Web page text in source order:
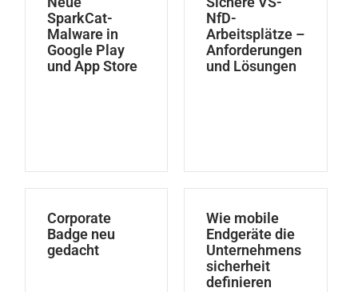
SparkCat-
Malware in
Google Play
und App Store
NfD-
Arbeitsplätze –
Anforderungen
und Lösungen
Corporate
Badge neu
gedacht
Wie mobile
Endgeräte die
Unternehmens
sicherheit
definieren